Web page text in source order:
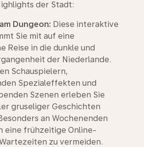
der Stadt:
Dungeon: Diese interaktive
Sie mit auf eine
Reise in die dunkle und
der Niederlande.
Schauspielern,
Spezialeffekten und
Szenen erleben Sie
gruseliger Geschichten
an Wochenenden
eine frühzeitige Online-
zu vermeiden.